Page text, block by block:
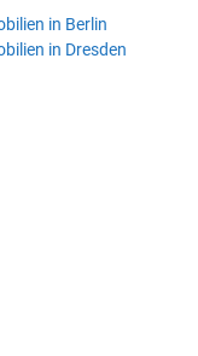
in Berlin
in Dresden